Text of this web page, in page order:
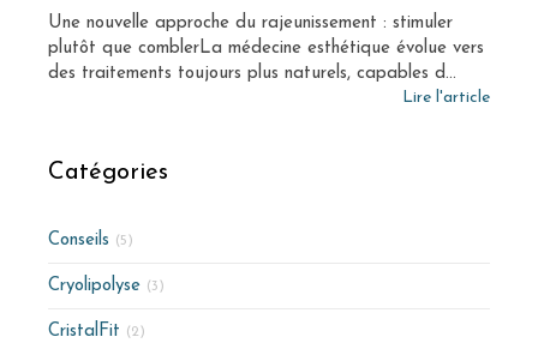
Une nouvelle approche du rajeunissement : stimuler
plutôt que comblerLa médecine esthétique évolue vers
des traitements toujours plus naturels, capables d...
Lire l'article
Catégories
Conseils (5)
Cryolipolyse (3)
CristalFit (2)